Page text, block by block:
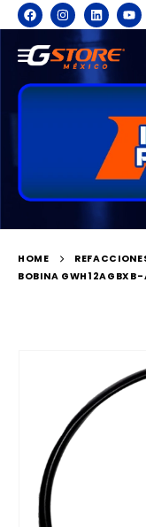
HOME
BOBINA